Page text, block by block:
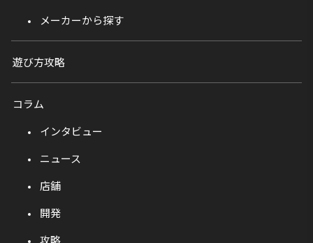
メーカーから探す
遊び方攻略
コラム
インタビュー
ニュース
店舗
開発